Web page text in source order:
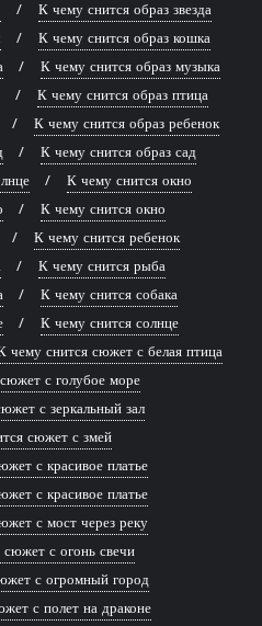
К чему снится образ звезда
К чему снится образ кошка
К чему снится образ музыка
К чему снится образ птица
К чему снится образ ребенок
К чему снится образ сад
К чему снится окно
К чему снится окно
К чему снится ребенок
К чему снится рыба
К чему снится собака
К чему снится солнце
чему снится сюжет с белая птица
с голубое море
с зеркальный зал
сюжет с змей
с красивое платье
с красивое платье
с мост через реку
с огонь свечи
с огромный город
с полет на драконе